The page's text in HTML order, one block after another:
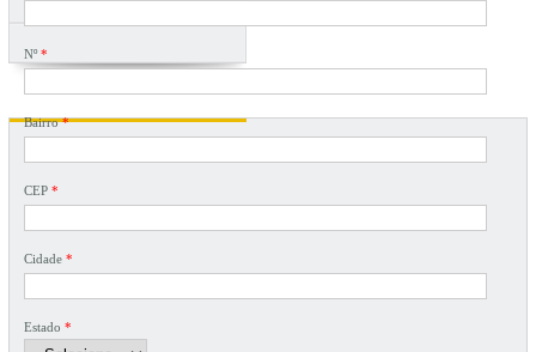
Nº*
Bairro*
CEP *
Cidade *
Estado *